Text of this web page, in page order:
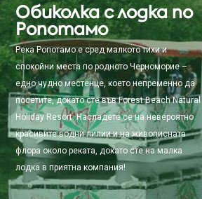
Обиколка с лодка по
Ропотамо
Река Ропотамо е сред малкото тихи и
спокойни места по родното Черноморие –
едно чудно местенце, което непременно да
посетите, докато сте във Forest Beach Natural
Holiday Resort. Насладете се на невероятно
красивите водни лилии и на живописната
флора около реката, докато сте на малка
лодка в приятна компания!